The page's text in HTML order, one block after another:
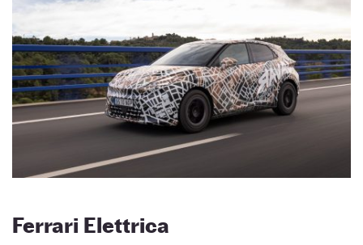
Ferrari Elettrica